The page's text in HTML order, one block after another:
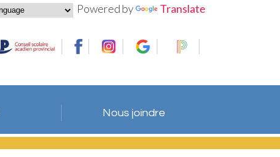
Powered by Translate
Nous joindre